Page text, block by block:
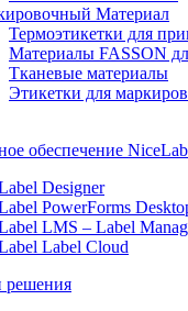
Материал
Термоэтикетки для
Материалы FASSON
Тканевые материалы
Этикетки для
обеспечение
Designer
PowerForms
LMS – Label
Label Cloud
решения